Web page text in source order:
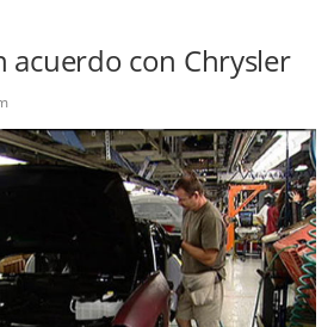
Clascal
×
acuerdo con Chrysler